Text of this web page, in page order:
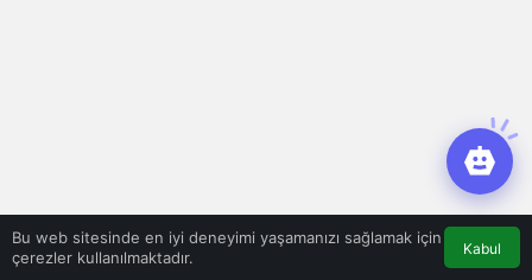
Bu web sitesinde en iyi deneyimi yaşamanızı sağlamak için
çerezler kullanılmaktadır.
Kabul